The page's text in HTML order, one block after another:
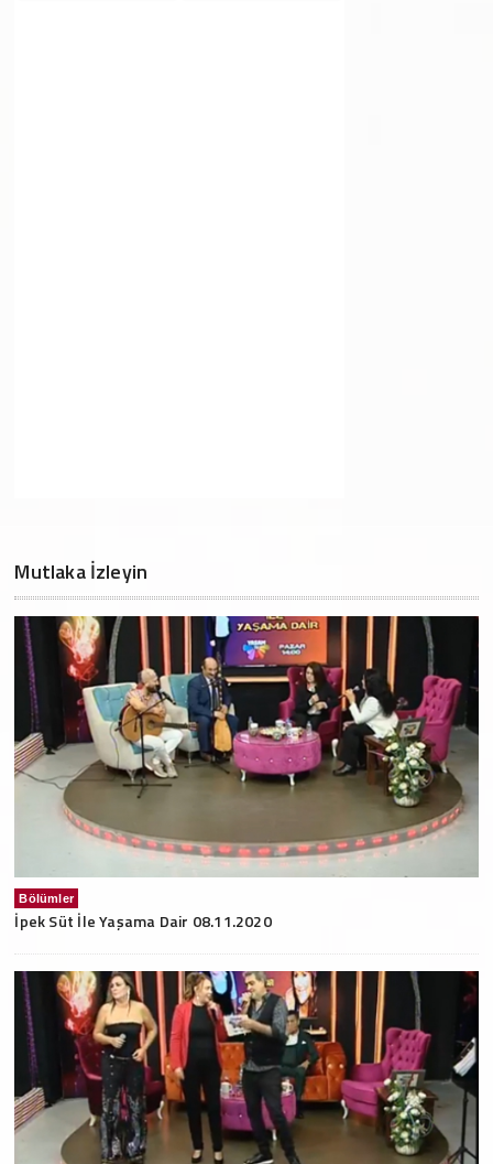
Mutlaka İzleyin
Bölümler
İpek Süt İle Yaşama Dair 08.11.2020